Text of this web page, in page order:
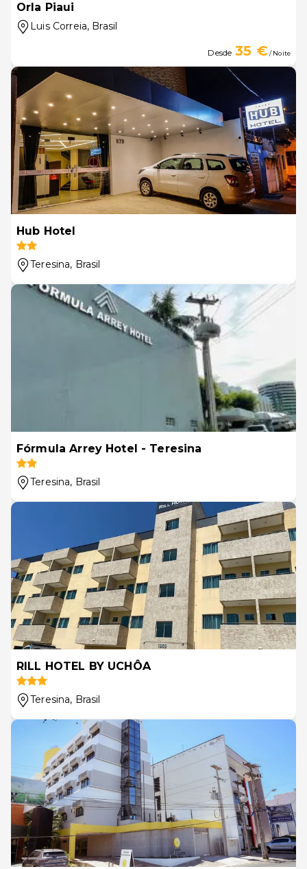
Orla Piaui
Luis Correia, Brasil
Desde 35 €/ Noite
Hub Hotel
Teresina, Brasil
Fórmula Arrey Hotel - Teresina
Teresina, Brasil
RILL HOTEL BY UCHÔA
Teresina, Brasil